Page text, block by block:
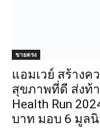
ขายตรง
แอมเวย์ สร้างค
สุขภาพที่ดี ส่งท้า
Health Run
บาท มอบ 6 มูล